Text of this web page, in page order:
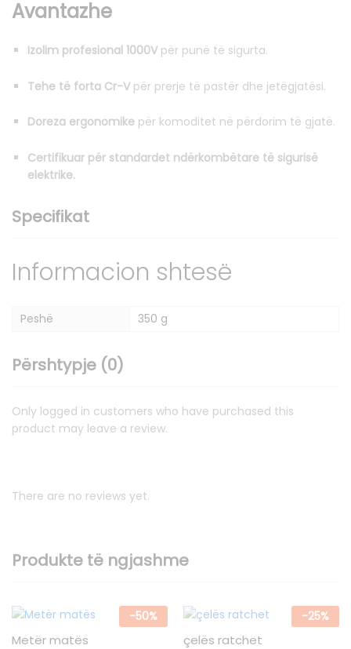
Avantazhe
Izolim profesional 1000V për punë të sigurta.
Tehe të forta Cr-V për prerje të pastër dhe jetëgjatësi.
Doreza ergonomike për komoditet në përdorim të gjatë.
Certifikuar për standardet ndërkombëtare të sigurisë
elektrike.
Specifikat
Informacion shtesë
Peshë 350 g
Përshtypje (0)
Only logged in customers who have purchased this
product may leave a review.
There are no reviews yet.
Produkte të ngjashme
-50%
Metër matës
-25%
çelës ratchet